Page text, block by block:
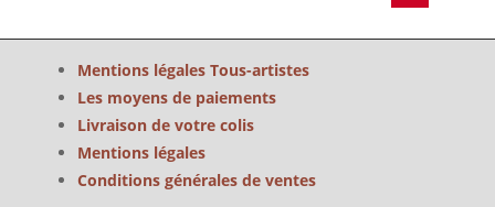
Mentions légales Tous-artistes
Les moyens de paiements
Livraison de votre colis
Mentions légales
Conditions générales de ventes